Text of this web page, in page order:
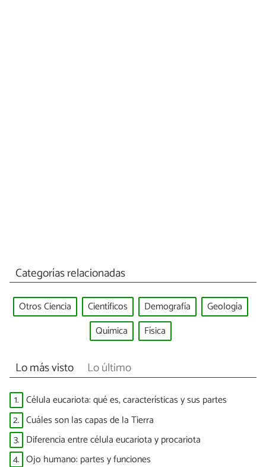
Categorías relacionadas
Otros Ciencia Científicos Demografía
Geología
Química
Física
Lo más visto Lo último
1. Célula eucariota: qué es, características y sus partes
2. Cuáles son las capas de la Tierra
3. Diferencia entre célula eucariota y procariota
4. Ojo humano: partes y funciones